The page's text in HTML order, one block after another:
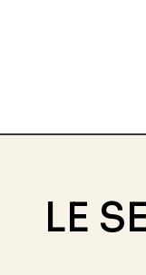
LE